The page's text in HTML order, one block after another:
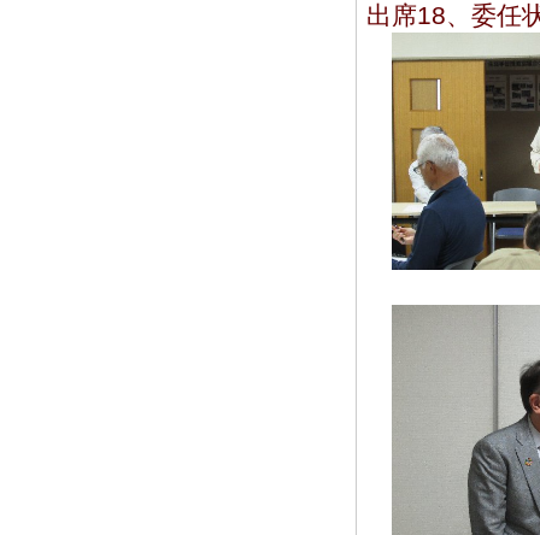
出席18、委任